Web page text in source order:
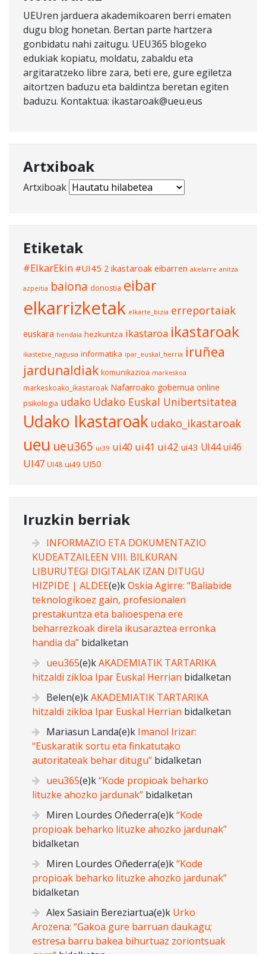
UEUren jarduera akademikoaren berri ematen
dugu blog honetan. Bertan parte hartzera
gonbidatu nahi zaitugu. UEU365 blogeko
edukiak kopiatu, moldatu, zabaldu eta
argitaratzeko libre zara, beti ere, gure egiletza
aitortzen baduzu eta baldintza beretan egiten
baduzu. Kontaktua: ikastaroak@ueu.eus
Artxiboak
Artxiboak
Etiketak
#ElkarEkin #UI45 2 ikastaroak eibarren akelarre anitza
azpeitia baiona donostia eibar
elkarrizketak elkarte_bizia erreportaiak
euskara hendaia hezkuntza ikastaroa ikastaroak
ikastetxe_nagusia informatika ipar_euskal_herria iruñea
jardunaldiak komunikazioa markeskoa
markeskoako_ikastaroak Nafarroako gobernua online
psikologia udako Udako Euskal Unibertsitatea
Udako Ikastaroak udako_ikastaroak
ueu ueu365 ui39 ui40 ui41 ui42 ui43 UI44ui46
UI47 UI48 ui49 UI50
Iruzkin berriak
INFORMAZIO ETA DOKUMENTAZIO
KUDEATZAILEEN VIII. BILKURAN
LIBURUTEGI DIGITALAK IZAN DITUGU
HIZPIDE | ALDEE(e)kOskia Agirre: “Baliabide
teknologikoez gain, profesionalen
prestakuntza eta balioespena ere
beharrezkoak direla ikusaraztea erronka
handia da” bidalketan
ueu365(e)kAKADEMIATIK TARTARIKA
hitzaldi zikloa Ipar Euskal Herrian bidalketan
Belen(e)kAKADEMIATIK TARTARIKA
hitzaldi zikloa Ipar Euskal Herrian bidalketan
Mariasun Landa(e)k Imanol Irizar:
“Euskaratik sortu eta finkatutako
autoritateak behar ditugu” bidalketan
ueu365(e)k“Kode propioak beharko
lituzke ahozko jardunak” bidalketan
Miren Lourdes Oñederra(e)k“Kode
propioak beharko lituzke ahozko jardunak”
bidalketan
Miren Lourdes Oñederra(e)k“Kode
propioak beharko lituzke ahozko jardunak”
bidalketan
Alex Sasiain Bereziartua(e)k Urko
Arozena: “Gakoa gure barruan daukagu;
estresa barru bakea bihurtuaz zoriontsuak